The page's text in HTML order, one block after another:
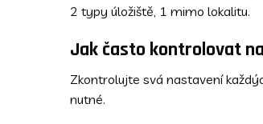
2 typy úložiště, 1 mimo lokalitu.
Jak často kontrolovat
Zkontrolujte svá nastavení
nutné.